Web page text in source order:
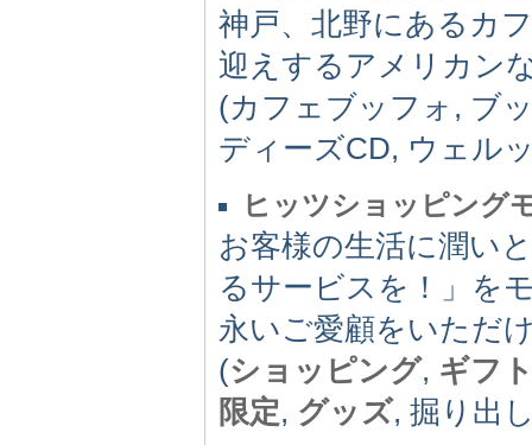
神戸、北野にあるカ
迎えするアメリカン
(カフェブッフォ, ブ
ディーズCD, ウェル
ヒッツショッピング
お客様の生活に潤い
るサービスを！」を
永いご愛顧をいただ
(ショッピング, ギフ
限定, グッズ, 掘り出